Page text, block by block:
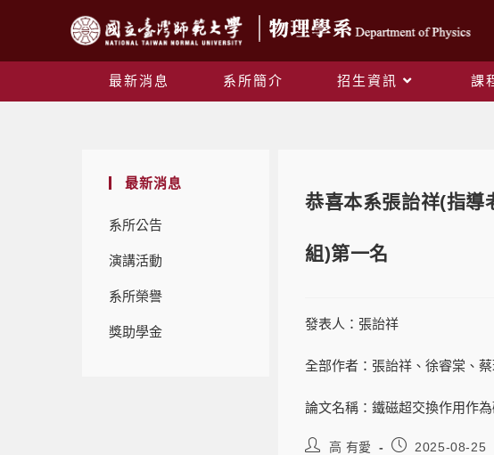
最新消息 系所簡介 招生資訊 課
最新消息
系所公告
演講活動
系所榮譽
獎助學金
恭喜本系張詒祥(指導
組)第一名
發表人：張詒祥
全部作者：張詒祥、徐睿棠、
論文名稱：鐵磁超交換作用作
高 有愛 2025-08-25